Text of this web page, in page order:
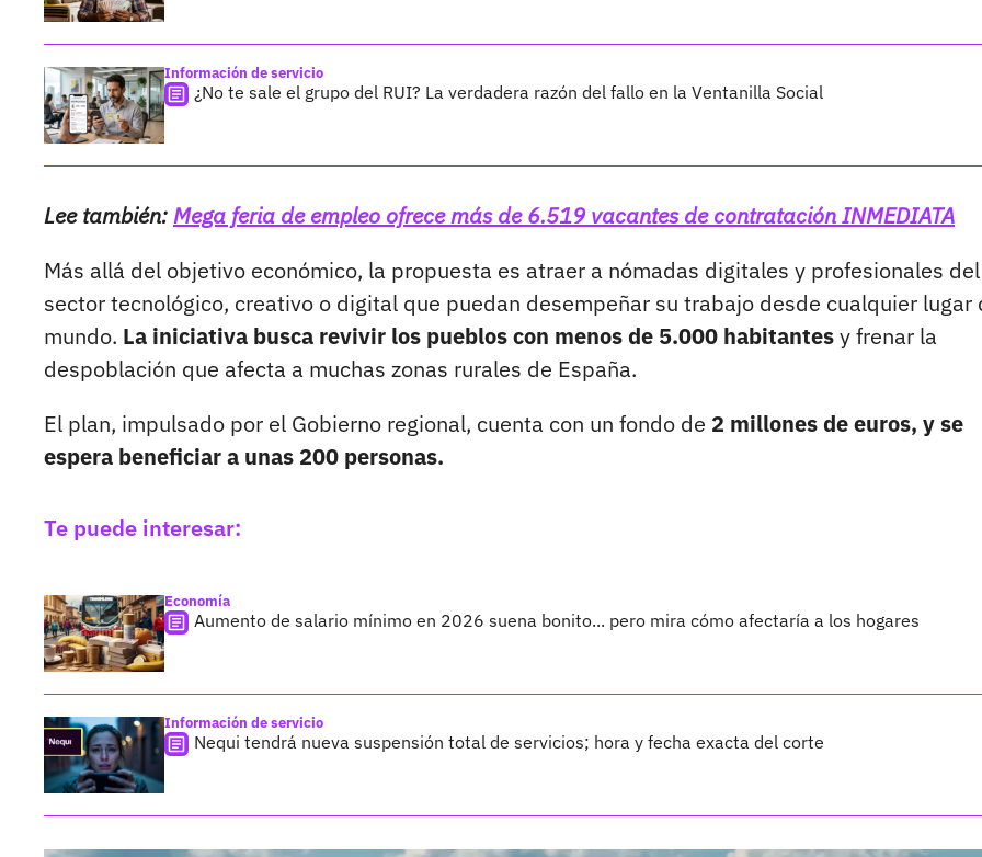
Información de servicio
¿No te sale el grupo del RUI? La verdadera razón del fallo en la Ventanilla Social
Lee también:Mega feria de empleo ofrece más de 6.519 vacantes de contratación INMEDIATA
Más allá del objetivo económico, la propuesta es atraer a nómadas digitales y profesionales del
sector tecnológico, creativo o digital que puedan desempeñar su trabajo desde cualquier lugar
mundo. La iniciativa busca revivir los pueblos con menos de 5.000 habitantesy frenar la
despoblación que afecta a muchas zonas rurales de España.
El plan, impulsado por el Gobierno regional, cuenta con un fondo de 2 millones de euros, y se
espera beneficiar a unas 200 personas.
Te puede interesar:
Economía
Aumento de salario mínimo en 2026 suena bonito... pero mira cómo afectaría a los hogares
Información de servicio
Nequi tendrá nueva suspensión total de servicios; hora y fecha exacta del corte